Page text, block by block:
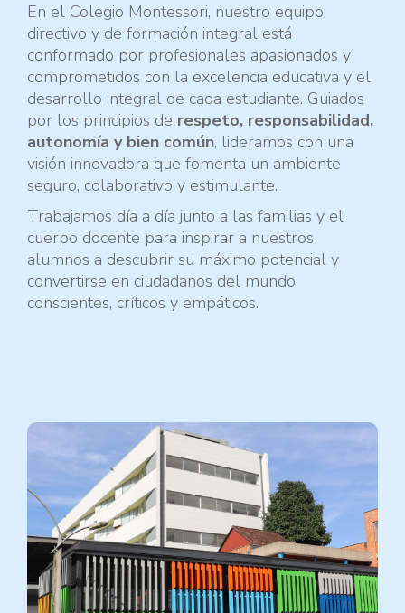
En el Colegio Montessori, nuestro equipo
directivo y de formación integral está
conformado por profesionales apasionados y
comprometidos con la excelencia educativa y el
desarrollo integral de cada estudiante. Guiados
por los principios de respeto, responsabilidad,
autonomía y bien común, lideramos con una
visión innovadora que fomenta un ambiente
seguro, colaborativo y estimulante.
Trabajamos día a día junto a las familias y el
cuerpo docente para inspirar a nuestros
alumnos a descubrir su máximo potencial y
convertirse en ciudadanos del mundo
conscientes, críticos y empáticos.